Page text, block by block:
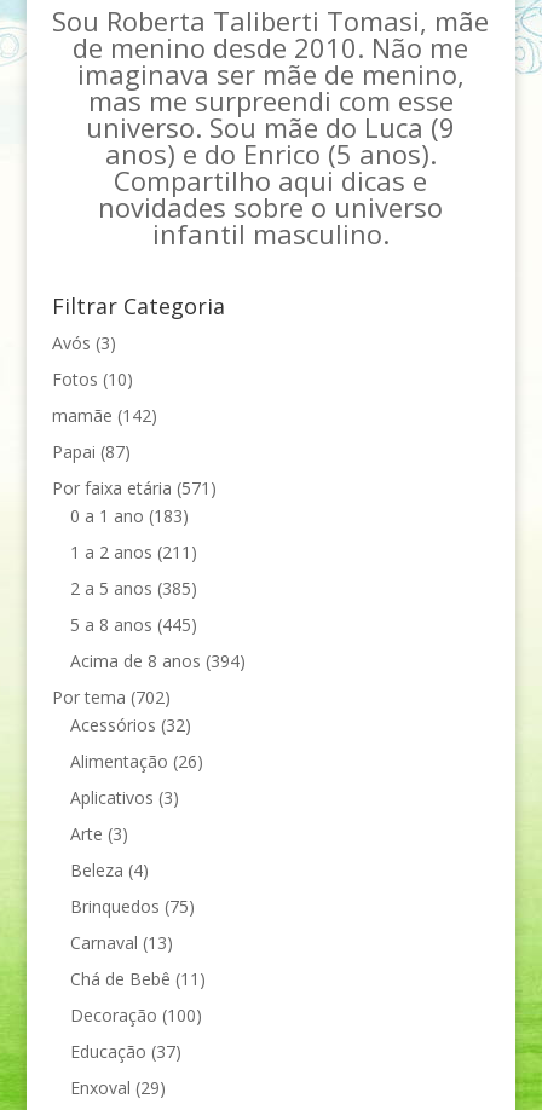
Sou Roberta Taliberti Tomasi, mãe
de menino desde 2010. Não me
imaginava ser mãe de menino,
mas me surpreendi com esse
universo. Sou mãe do Luca (9
anos) e do Enrico (5 anos).
Compartilho aqui dicas e
novidades sobre o universo
infantil masculino.
Filtrar Categoria
Avós (3)
Fotos (10)
mamãe (142)
Papai (87)
Por faixa etária (571)
0 a 1 ano (183)
1 a 2 anos (211)
2 a 5 anos (385)
5 a 8 anos (445)
Acima de 8 anos (394)
Por tema (702)
Acessórios (32)
Alimentação (26)
Aplicativos (3)
Arte (3)
Beleza (4)
Brinquedos (75)
Carnaval (13)
Chá de Bebê (11)
Decoração (100)
Educação (37)
Enxoval (29)